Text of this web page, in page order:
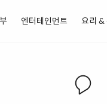
엔터테인먼트 요리 &